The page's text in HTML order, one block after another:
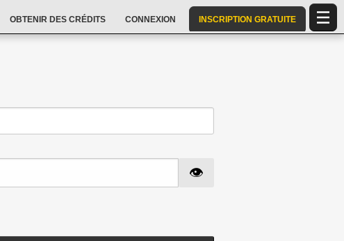
OBTENIR DES CRÉDITS CONNEXION INSCRIPTION GRATUITE